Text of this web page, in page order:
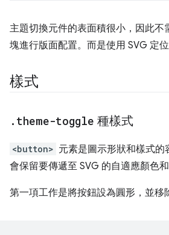
主題切換元件的表面積很小，因此不
塊進行版面配置。而是使用 SVG 定位
樣式
. theme-toggle 種樣式
<button> 元素是圖示形狀和樣式的
會保留要傳遞至 SVG 的自適應顏色和
第一項工作是將按鈕設為圓形，並移